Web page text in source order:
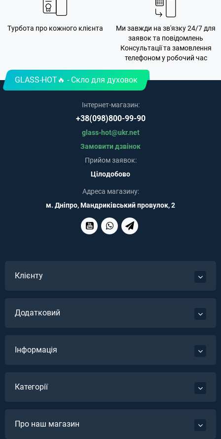
Турбота про кожного клієнта
Ми завжди на зв'язку 24/7 для
заявок та повідомлень
Консультації та замовлення
телефоном у робочий час
GLASS-HOT🔥 - Скло для духовок
Інтернет-магазин:
+38(098)800-99-90
glass-hot@ukr.net
Замовити дзвінок
Прийом заявок:
Цілодобово
Адреса магазину:
м. Дніпро, Мандриківський провулок, 2
Клієнту
Додатковий
Інформація
Категорії
Про наш магазин